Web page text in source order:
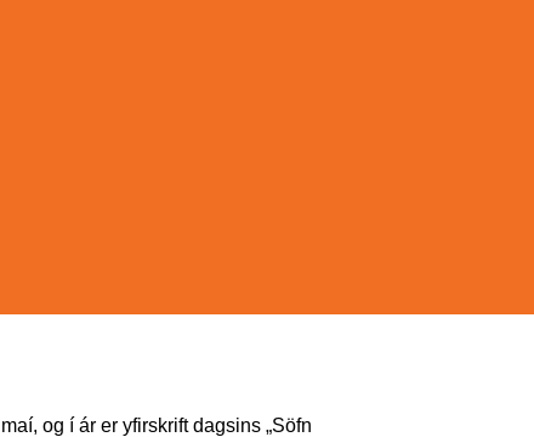
og í ár er yfirskrift dagsins „Söfn